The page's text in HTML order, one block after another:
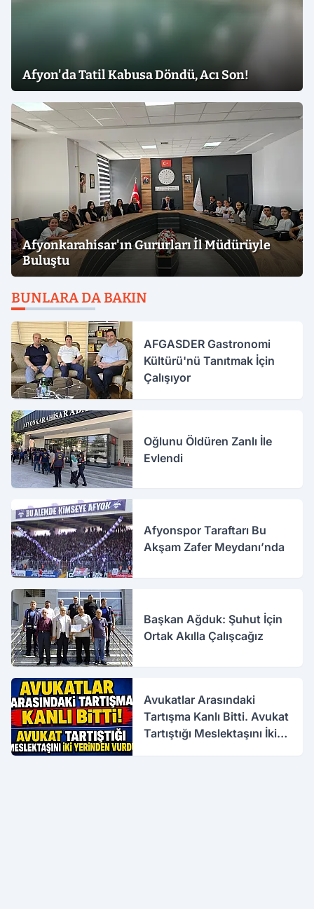
Afyon'da Tatil Kabusa Döndü, Acı Son!
Afyonkarahisar'ın Gururları İl Müdürüyle
Buluştu
BUNLARA DA BAKIN
AFGASDER Gastronomi
Kültürü'nü Tanıtmak İçin
Çalışıyor
Oğlunu Öldüren Zanlı İle
Evlendi
Afyonspor Taraftarı Bu
Akşam Zafer Meydanı’nda
Başkan Ağduk: Şuhut İçin
Ortak Akılla Çalışcağız
Avukatlar Arasındaki
Tartışma Kanlı Bitti. Avukat
Tartıştığı Meslektaşını İki